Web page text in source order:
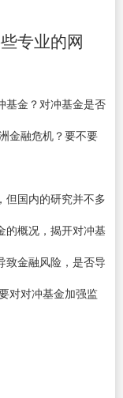
专业的网
基金？对冲基金是否
金融危机？要不要
但国内的研究并不多
的概况，揭开对冲基
致金融风险，是否导
对对冲基金加强监